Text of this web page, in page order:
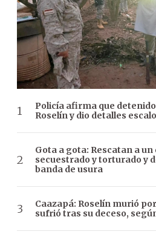
Policía afirma que
Roselín y dio detalles
Gota a gota: Rescatan a
secuestrado y torturado y
banda de usura
Caazapá: Roselín murió
sufrió tras su deceso,